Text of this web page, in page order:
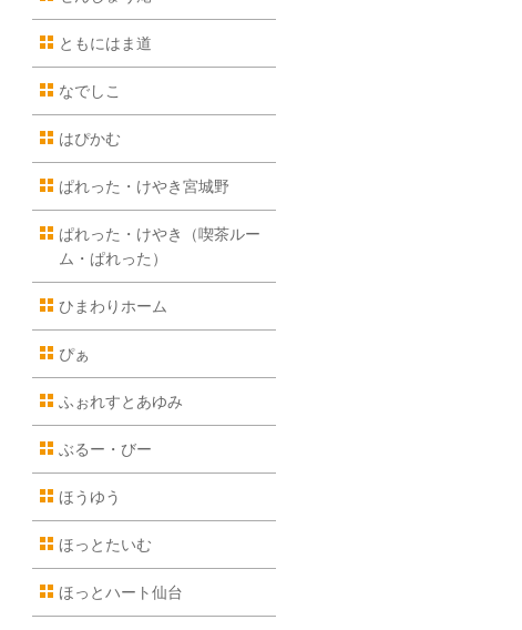
ともにはま道
なでしこ
はぴかむ
ぱれった・けやき宮城野
ぱれった・けやき（喫茶ルー
ム・ぱれった）
ひまわりホーム
ぴぁ
ふぉれすとあゆみ
ぶるー・びー
ほうゆう
ほっとたいむ
ほっとハート仙台